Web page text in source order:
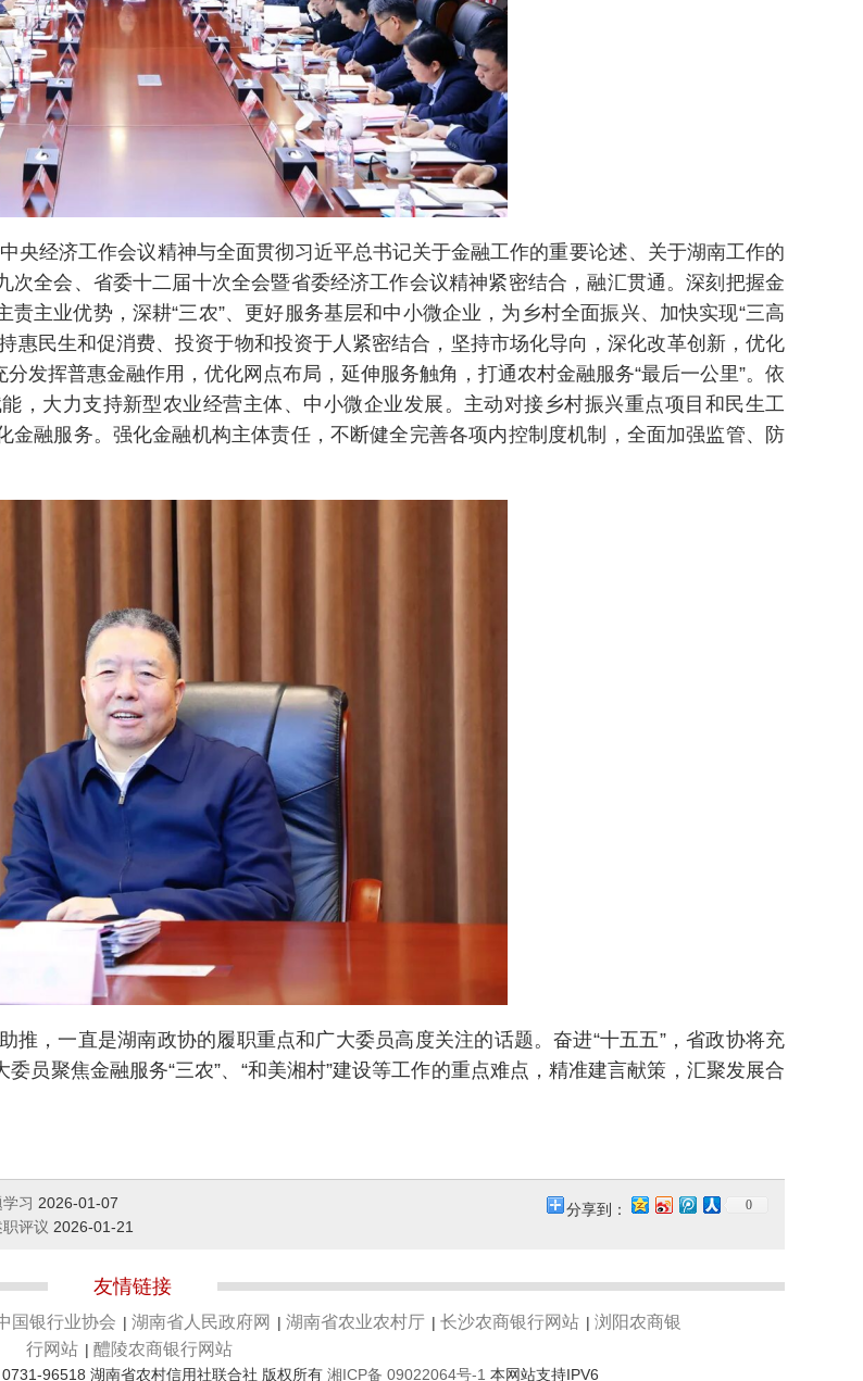
央经济工作会议精神与全面贯彻习近平总书记关于金融工作的重要论述、关于湖南工作的
全会、省委十二届十次全会暨省委经济工作会议精神紧密结合，融汇贯通。深刻把握金
主业优势，深耕“三农”、更好服务基层和中小微企业，为乡村全面振兴、加快实现“三高
惠民生和促消费、投资于物和投资于人紧密结合，坚持市场化导向，深化改革创新，优化
发挥普惠金融作用，优化网点布局，延伸服务触角，打通农村金融服务“最后一公里”。依
，大力支持新型农业经营主体、中小微企业发展。主动对接乡村振兴重点项目和民生工
融服务。强化金融机构主体责任，不断健全完善各项内控制度机制，全面加强监管、防
推，一直是湖南政协的履职重点和广大委员高度关注的话题。奋进“十五五”，省政协将充
员聚焦金融服务“三农”、“和美湘村”建设等工作的重点难点，精准建言献策，汇聚发展合
分享到： 0
习 2026-01-07
评议 2026-01-21
友情链接
国银行业协会 | 湖南省人民政府网 | 湖南省农业农村厅 | 长沙农商银行网站 | 浏阳农商银
行网站 | 醴陵农商银行网站
96518 湖南省农村信用社联合社 版权所有 湘ICP备 09022064号-1 本网站支持IPV6